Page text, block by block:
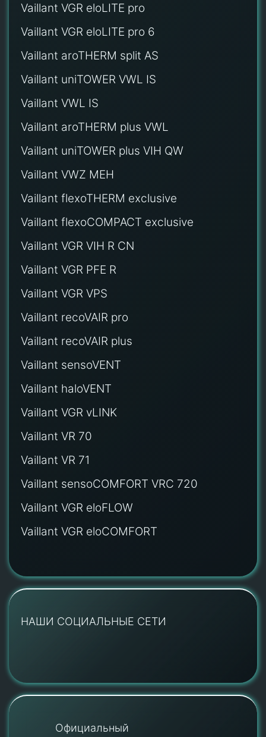
Vaillant VGR eloLITE pro
Vaillant VGR eloLITE pro 6
Vaillant aroTHERM split AS
Vaillant uniTOWER VWL IS
Vaillant VWL IS
Vaillant aroTHERM plus VWL
Vaillant uniTOWER plus VIH QW
Vaillant VWZ MEH
Vaillant flexoTHERM exclusive
Vaillant flexoCOMPACT exclusive
Vaillant VGR VIH R CN
Vaillant VGR PFE R
Vaillant VGR VPS
Vaillant recoVAIR pro
Vaillant recoVAIR plus
Vaillant sensoVENT
Vaillant haloVENT
Vaillant VGR vLINK
Vaillant VR 70
Vaillant VR 71
Vaillant sensoCOMFORT VRC 720
Vaillant VGR eloFLOW
Vaillant VGR eloCOMFORT
НАШИ СОЦИАЛЬНЫЕ СЕТИ
Официальный